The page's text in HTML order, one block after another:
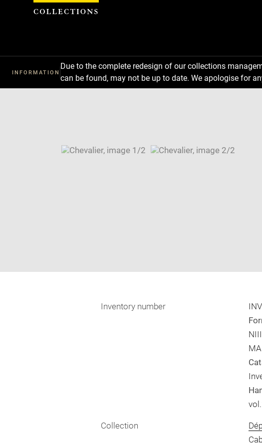
INFORMATION
Due to the complete redesign of our collections
can be found, may not be up to date. We apologise for
window
SKIP IMAGE CAROUSEL
Inventory number
Collection
Cookies management panel